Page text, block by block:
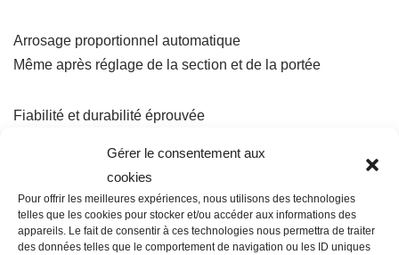
Gérer le consentement aux
cookies
Pour offrir les meilleures expériences, nous utilisons des technologies
telles que les cookies pour stocker et/ou accéder aux informations des
appareils. Le fait de consentir à ces technologies nous permettra de traiter
des données telles que le comportement de navigation ou les ID uniques
Arrosage proportionnel automatique
Même après réglage de la section et de la portée
Fiabilité et durabilité éprouvée
Réglages rapides et aisés de la section et de la portée
Installation rapide : pas de changement de buse